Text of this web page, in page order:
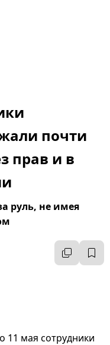
почти
прав и в
руль, не имея
11 мая сотрудники